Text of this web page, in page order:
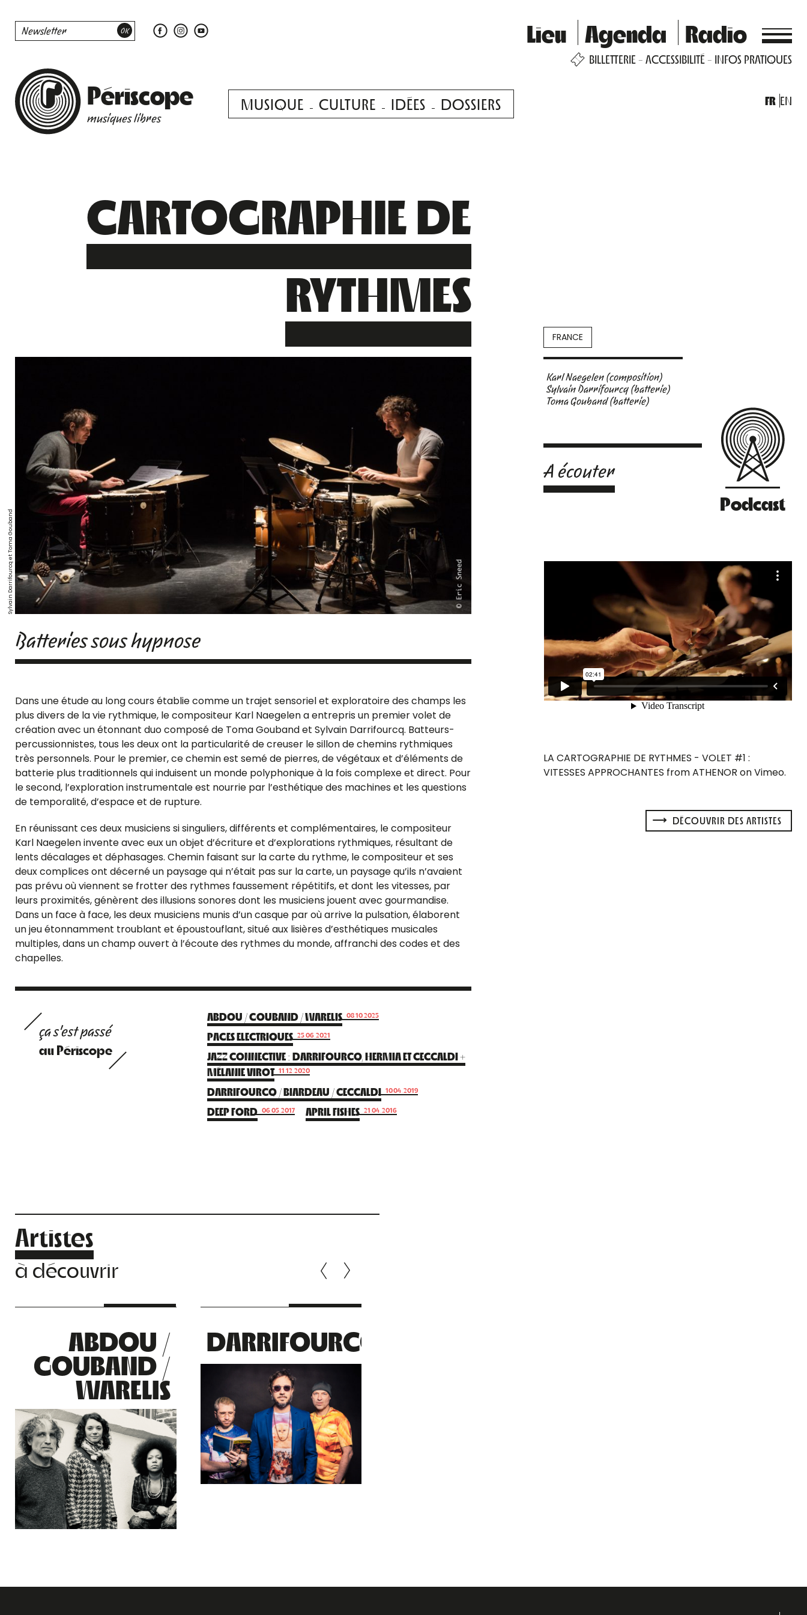
Lieu Agenda Radio
BILLETTERIE ACCESSIBILITÉ INFOS PRATIQUES
Périscope
musiques libres
MUSIQUE CULTURE IDÉES DOSSIERS FR EN
CARTOGRAPHIE DE
RYTHMES
FRANCE
Sylvain Darrifourcq et Toma Gouband
Batteries sous hypnose
Dans une étude au long cours établie comme un trajet sensoriel et exploratoire des champs les
plus divers de la vie rythmique, le compositeur Karl Naegelen a entrepris un premier volet de
création avec un étonnant duo composé de Toma Gouband et Sylvain Darrifourcq. Batteurs-
percussionnistes, tous les deux ont la particularité de creuser le sillon de chemins rythmiques
très personnels. Pour le premier, ce chemin est semé de pierres, de végétaux et d’éléments de
batterie plus traditionnels qui induisent un monde polyphonique à la fois complexe et direct. Pour
le second, l’exploration instrumentale est nourrie par l’esthétique des machines et les questions
de temporalité, d’espace et de rupture.
En réunissant ces deux musiciens si singuliers, différents et complémentaires, le compositeur
Karl Naegelen invente avec eux un objet d’écriture et d’explorations rythmiques, résultant de
lents décalages et déphasages. Chemin faisant sur la carte du rythme, le compositeur et ses
deux complices ont décerné un paysage qui n’était pas sur la carte, un paysage qu’ils n’avaient
pas prévu où viennent se frotter des rythmes faussement répétitifs, et dont les vitesses, par
leurs proximités, génèrent des illusions sonores dont les musiciens jouent avec gourmandise.
Dans un face à face, les deux musiciens munis d’un casque par où arrive la pulsation, élaborent
un jeu étonnamment troublant et époustouflant, situé aux lisières d’esthétiques musicales
multiples, dans un champ ouvert à l’écoute des rythmes du monde, affranchi des codes et des
chapelles.
ça s'est passé
au Périscope
ABDOU / GOUBAND / WARELIS 08.10.2025
PAGES ELECTRIQUES 25.06.2021
JAZZ CONNECTIVE : DARRIFOURCQ, HERMIA ET CECCALDI +
MÉLANIE VIROT 11.12.2020
DARRIFOURCQ / BIARDEAU / CECCALDI 10.04.2019
DEEP FORD 06.05.2017 APRIL FISHES 21.04.2016
Karl Naegelen (composition)
Sylvain Darrifourcq (batterie)
Toma Gouband (batterie)
Podcast
A écouter
LA CARTOGRAPHIE DE RYTHMES - VOLET #1 :
VITESSES APPROCHANTES fromATHENOR onVimeo.
DÉCOUVRIR DES ARTISTES
Artistes
à découvrir
ABDOU /
GOUBAND /
WARELIS
DARRIFOURCQ/HERMIA/CECCALDI